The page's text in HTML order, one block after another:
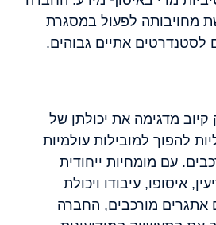
מחויבותה לפעול במסגרת
לסטנדרטים אתיים גבוהים.
מדגימה את יכולתן של
להפוך למובילות עולמיות
עם מומחיות ייחודית
איסופו, עיבודו ויכולת
אתגרים מורכבים, החברה